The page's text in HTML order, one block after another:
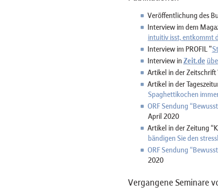
Veröffentlichung des
Interview im dem
intuitiv isst, entkommt
Interview im PROFIL "
Interview in Zeit.de
Artikel in der Zeitschrift
Artikel in der
Spaghettikochen
ORF Sendung
April 2020
Artikel in der Zeitung
bändigen Sie den
ORF Sendung
2020
Vergangene Seminare